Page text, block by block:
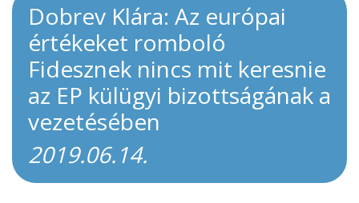
Dobrev Klára: Az európai
értékeket romboló
Fidesznek nincs mit keresnie
az EP külügyi bizottságának a
vezetésében
2019.06.14.